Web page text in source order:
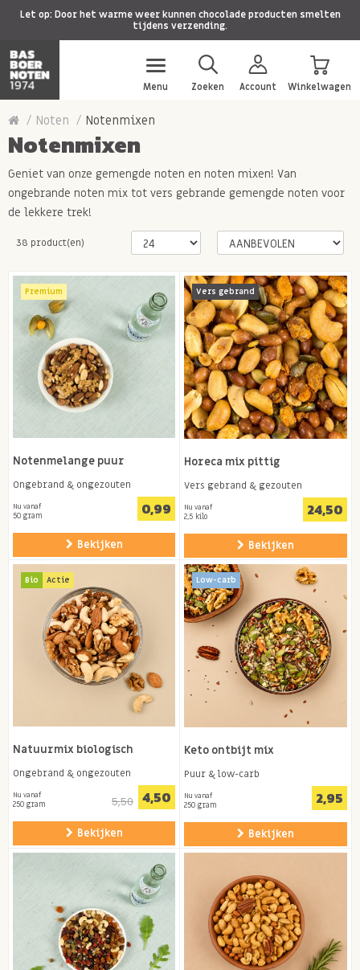
Let op: Door het warme weer kunnen chocolade producten smelten
tijdens verzending.
Menu Zoeken Account Winkelwagen
Noten Notenmixen
Notenmixen
Geniet van onze gemengde noten en noten mixen! Van
ongebrande noten mix tot vers gebrande gemengde noten voor
de lekkere trek!
38 product(en)
Premium
Notenmelange puur
Ongebrand & ongezouten
Nu vanaf
50 gram 0,99
Bekijken
Vers gebrand
Horeca mix pittig
Vers gebrand & gezouten
Nu vanaf
2,5 kilo 24,50
Bekijken
Bio Actie
Natuurmix biologisch
Ongebrand & ongezouten
Nu vanaf
250 gram 5,50 4,50
Bekijken
Low-carb
Keto ontbijt mix
Puur & low-carb
Nu vanaf
250 gram 2,95
Bekijken